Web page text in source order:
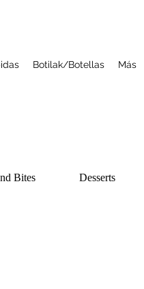
Botilak/Botellas Más
Bites Desserts